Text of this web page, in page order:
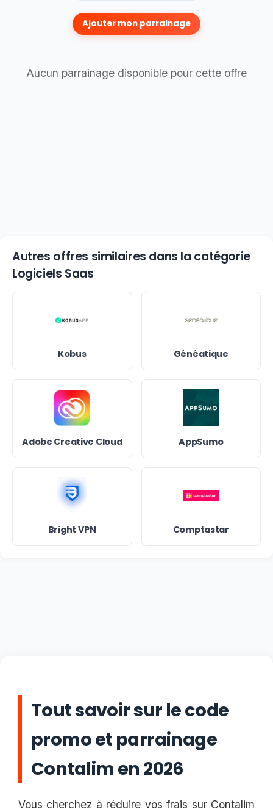
Ajouter mon parrainage
Aucun parrainage disponible pour cette offre
Autres offres similaires dans la catégorie
Logiciels Saas
Kobus Généatique
Adobe Creative Cloud AppSumo
Bright VPN Comptastar
Tout savoir sur le code
promo et parrainage
Contalim en 2026
Vous cherchez à réduire vos frais sur Contalim